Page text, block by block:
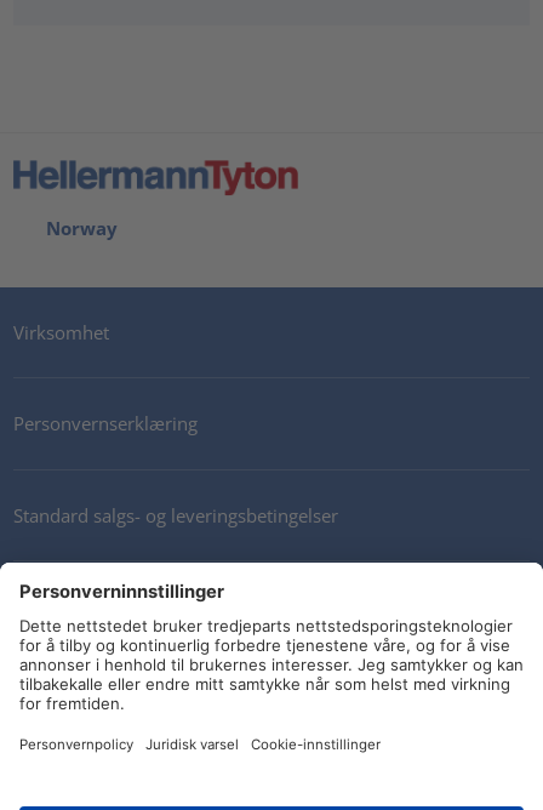
Norway
Virksomhet
Personvernserklæring
Standard salgs- og leveringsbetingelser
Nyhetsbrev
Sosiale medier